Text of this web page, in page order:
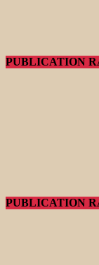
PUBLICATION
PUBLICATION